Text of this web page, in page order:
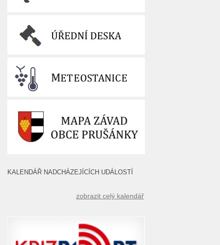
KALENDÁŘ NADCHÁZEJÍCÍCH UDÁLOSTÍ
zobrazit celý kalendář